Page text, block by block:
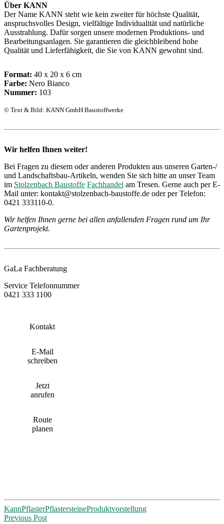
Über KANN
Der Name KANN steht wie kein zweiter für höchste Qualität,
anspruchsvolles Design, vielfältige Individualität und natürliche
Ausstrahlung. Dafür sorgen unsere modernen Produktions- und
Bearbeitungsanlagen. Sie garantieren die gleichbleibend hohe
Qualität und Lieferfähigkeit, die Sie von KANN gewohnt sind.
Format: 40 x 20 x 6 cm
Farbe: Nero Bianco
Nummer: 103
© Text & Bild: KANN GmbH Baustoffwerke
Wir helfen Ihnen weiter!
Bei Fragen zu diesem oder anderen Produkten aus unseren Garten-/
und Landschaftsbau-Artikeln, wenden Sie sich bitte an unser Team
im Stolzenbach Baustoffe Fachhandel am Tresen. Gerne auch per E-
Mail unter: kontakt@stolzenbach-baustoffe.de oder per Telefon:
0421 333110-0.
Wir helfen Ihnen gerne bei allen anfallenden Fragen rund um Ihr
Gartenprojekt.
GaLa Fachberatung
Service Telefonnummer
0421 333 1100
Kontakt
E-Mail
schreiben
Jetzt
anrufen
Route
planen
KannPflasterPflastersteineProduktvorstellung
Post
Previous Post